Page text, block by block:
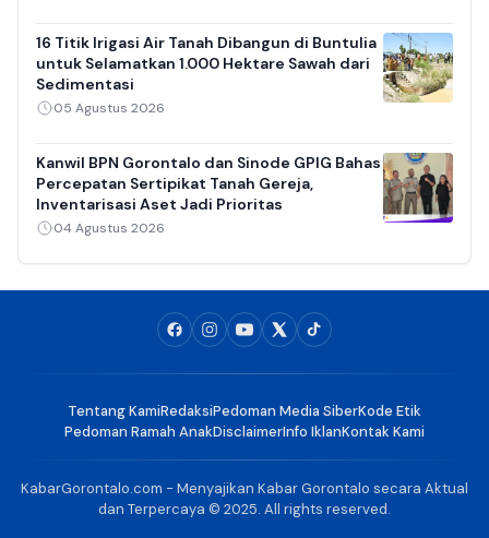
16 Titik Irigasi Air Tanah Dibangun di Buntulia
untuk Selamatkan 1.000 Hektare Sawah dari
Sedimentasi
05 Agustus 2026
Kanwil BPN Gorontalo dan Sinode GPIG Bahas
Percepatan Sertipikat Tanah Gereja,
Inventarisasi Aset Jadi Prioritas
04 Agustus 2026
Tentang KamiRedaksiPedoman Media SiberKode Etik
Pedoman Ramah AnakDisclaimerInfo IklanKontak Kami
KabarGorontalo.com - Menyajikan Kabar Gorontalo secara Aktual
dan Terpercaya © 2025. All rights reserved.